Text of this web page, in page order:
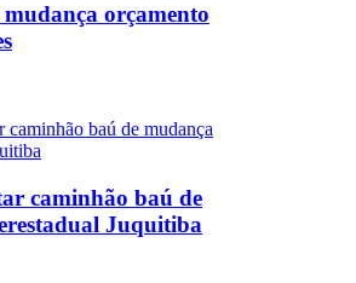
orçamento
caminhão baú de
Juquitiba